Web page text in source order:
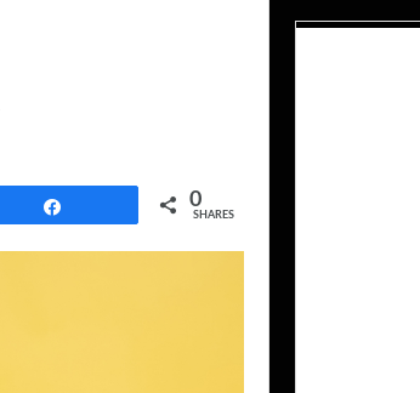
0
SHARES